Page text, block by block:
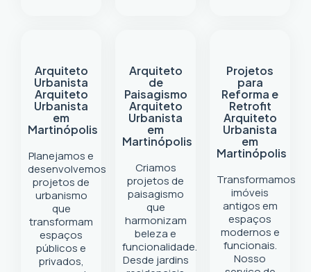
Arquiteto
Urbanista
Arquiteto
Urbanista
em
Martinópolis
Planejamos e
desenvolvemos
projetos de
urbanismo
que
transformam
espaços
públicos e
privados,
Arquiteto
de
Paisagismo
Arquiteto
Urbanista
em
Martinópolis
Criamos
projetos de
paisagismo
que
harmonizam
beleza e
funcionalidade.
Desde jardins
Projetos
para
Reforma e
Retrofit
Arquiteto
Urbanista
em
Martinópolis
Transformamos
imóveis
antigos em
espaços
modernos e
funcionais.
Nosso